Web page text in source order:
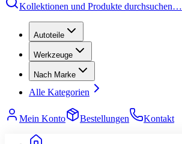
Kollektionen und Produkte durchsuchen…
Autoteile
Werkzeuge
Nach Marke
Alle Kategorien
Mein Konto Bestellungen Kontakt